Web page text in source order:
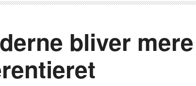
bliver mere